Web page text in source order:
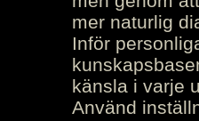
mer naturlig
Inför
känsla i varje
Använd